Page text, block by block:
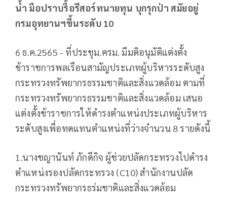
น้ำ มือปราบรื้อรีสอร์ทนายทุน บุกรุกป่า สมัยอยู่
กรมอุทยานฯขึ้นระดับ 10
6 ธ.ค.2565 - ที่ประชุม.ครม. มีมติอนุมัติแต่งตั้ง
ข้าราชการพลเรือนสามัญประเภทผู้บริหารระดับสูง
กระทรวงทรัพยากรธรรมชาติและสิ่งแวดล้อม ตามที่
กระทรวงทรัพยากรธรรมชาติและสิ่งแวดล้อม เสนอ
แต่งตั้งข้าราชการให้ดำรงตำแหน่งประเภทผู้บริหาร
ระดับสูงเพื่อทดแทนตำแหน่งที่ว่างจำนวน 8 รายดังนี้
1.นางชญานันท์ ภักดีกิจ ผู้ช่วยปลัดกระทรวงไปดำรง
ตำแหน่งรองปลัดกระทรวง (C10) สำนักงานปลัด
กระทรวงทรัพยากรธร่มชาติและสิ่งแวดล้อม